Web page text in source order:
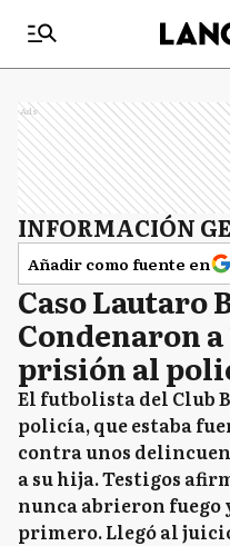
Ads
INFORMACIÓN
Añadir como fuente en
Caso Lautaro
Condenaron a
prisión al
El futbolista del Club
policía, que estaba
contra unos
a su hija. Testigos
nunca abrieron fuego
primero. Llegó al